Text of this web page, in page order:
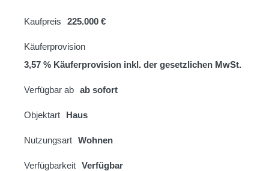
Kaufpreis 225.000 €
Käuferprovision
3,57 % Käuferprovision inkl. der gesetzlichen MwSt.
Verfügbar ab ab sofort
Objektart Haus
Nutzungsart Wohnen
Verfügbarkeit Verfügbar